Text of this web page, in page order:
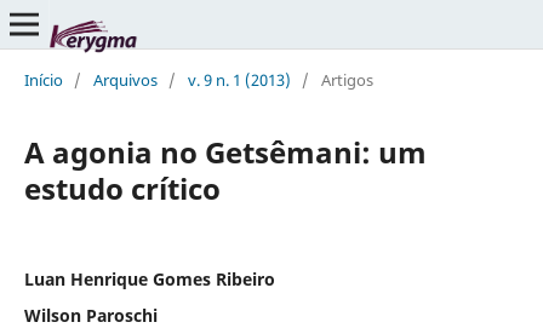
Início / Arquivos / v. 9 n. 1 (2013) / Artigos
A agonia no Getsêmani: um
estudo crítico
Luan Henrique Gomes Ribeiro
Wilson Paroschi